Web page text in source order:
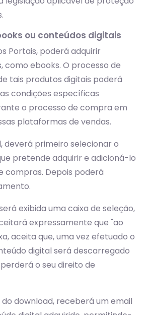
ou conteúdos digitais
Portais, poderá adquirir
como ebooks. O processo de
tais produtos digitais poderá
condições específicas
o processo de compra em
plataformas de vendas.
deverá primeiro selecionar o
pretende adquirir e adicioná-lo
compras. Depois poderá
exibida uma caixa de seleção,
expressamente que "ao
aceita que, uma vez efetuado o
digital será descarregado
o seu direito de
download, receberá um email